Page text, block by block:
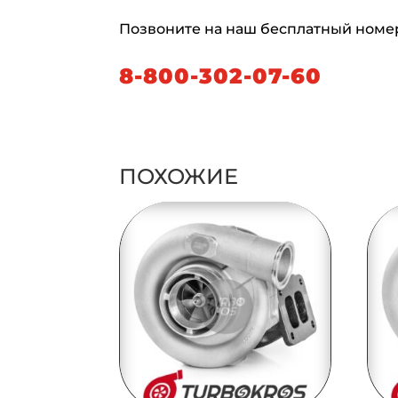
Позвоните на наш бесплатный
8-800-302-07-60
ПОХОЖИЕ